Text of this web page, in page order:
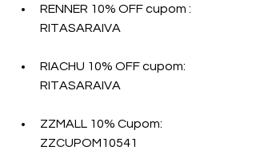
RENNER 10% OFF cupom :
RITASARAIVA
RIACHU 10% OFF cupom:
RITASARAIVA
ZZMALL 10% Cupom:
ZZCUPOM10541